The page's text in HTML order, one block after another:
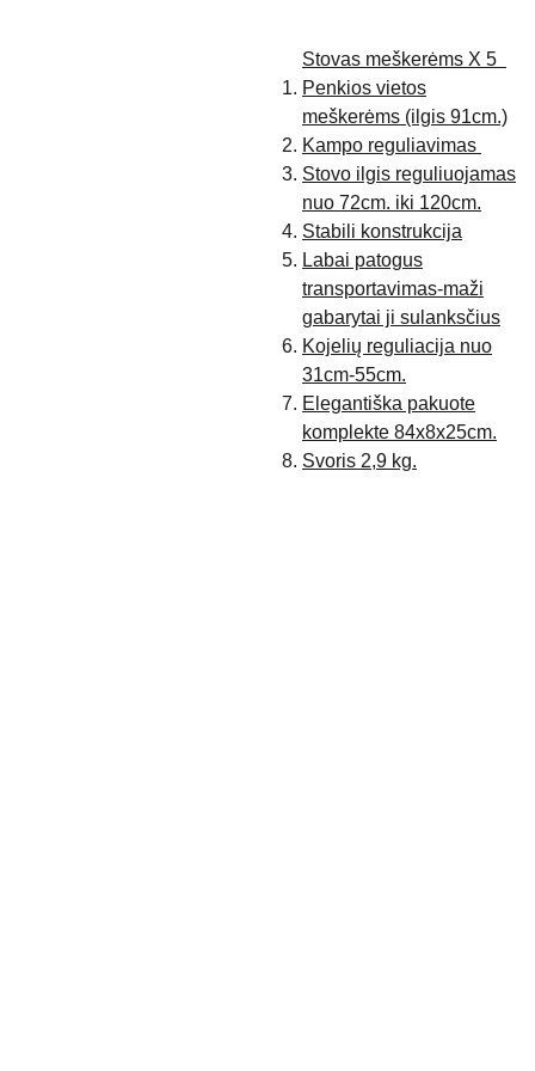
Stovas meškerėms X 5
Penkios vietos
meškerėms (ilgis 91cm.)
Kampo reguliavimas
Stovo ilgis reguliuojamas
nuo 72cm. iki 120cm.
Stabili konstrukcija
Labai patogus
transportavimas-maži
gabarytai ji sulanksčius
Kojelių reguliacija nuo
31cm-55cm.
Elegantiška pakuote
komplekte 84x8x25cm.
Svoris 2,9 kg.